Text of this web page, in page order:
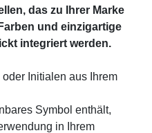
das zu Ihrer Marke
und einzigartige
integriert werden.
Initialen aus Ihrem
Symbol enthält,
in Ihrem